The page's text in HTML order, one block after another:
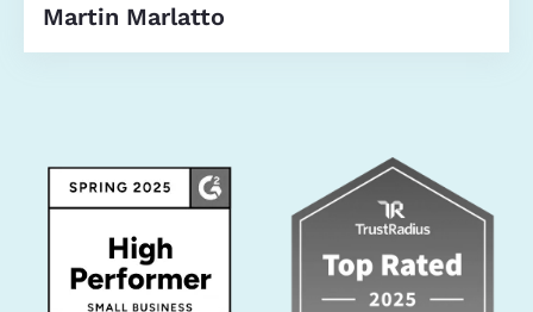
Martin Marlatto